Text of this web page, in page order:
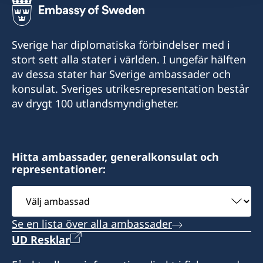
Sverige har diplomatiska förbindelser med i
stort sett alla stater i världen. I ungefär hälften
av dessa stater har Sverige ambassader och
konsulat. Sveriges utrikesrepresentation består
av drygt 100 utlandsmyndigheter.
Hitta ambassader, generalkonsulat och
representationer:
Välj
ambassad
Se en lista över alla ambassader
UD Resklar